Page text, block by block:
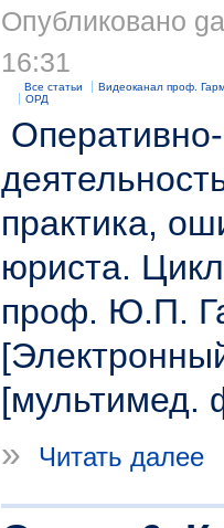
Опубликовано
16:31
Все статьи
Видеоканал проф.
ОРД
практика,
юриста.
проф. Ю.П.
[мультимед.
»
Читать далее